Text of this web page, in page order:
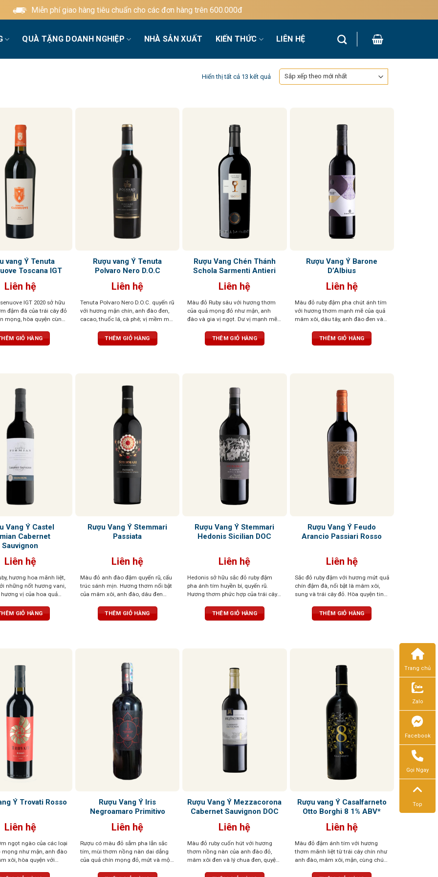
Miễn phí giao hàng tiêu chuẩn cho các đơn hàng trên 600.000đ
QUÀ TẶNG DOANH NGHIỆP NHÀ SẢN XUẤT KIẾN THỨC LIÊN HỆ
Hiển thị tất cả 13 kết quảĐã
sắp
vang Ý Tenuta
Toscana IGT
Liên hệ
IGT 2020 sở hữu
đậm đà của trái cây đỏ
mọng, hòa quyện cùng
Vị rượu đậm, tannin
cân bằng, để lại hậu vị
GIỎ HÀNG
Rượu vang Ý Tenuta
Polvaro Nero D.O.C
Liên hệ
Tenuta Polvaro Nero D.O.C. quyến rũ
với hương mận chín, anh đào đen,
cacao, thuốc lá, cà phê; vị mềm mại,
THÊM GIỎ HÀNG
Rượu Vang Chén Thánh
Schola Sarmenti Antieri
Liên hệ
Màu đỏ Ruby sâu với hương thơm
của quả mọng đỏ như mận, anh
đào và gia vị ngọt. Dư vị mạnh mẽ,
dẻo dai trên vòm miệng
THÊM GIỎ HÀNG
Rượu Vang Ý Barone
D’Albius
Liên hệ
Màu đỏ ruby đậm pha chút ánh tím
với hương thơm mạnh mẽ của quả
mâm xôi, dâu tây, anh đào đen và
lịch. Cân bằng giữa vị chua và ngọt,
mang lại trải nghiệm êm ái và tươi
THÊM GIỎ HÀNG
Vang Ý Castel
Cabernet
Sauvignon
Liên hệ
hương hoa mãnh liệt,
những nốt hương vani,
vị của hoa quả
khi kết hợp với những
thịt đỏ và pho mát dày
GIỎ HÀNG
Rượu Vang Ý Stemmari
Passiata
Liên hệ
Màu đỏ anh đào đậm quyến rũ, cấu
trúc sánh mịn. Hương thơm nổi bật
của mâm xôi, anh đào, dâu đen
đen cay nồng. Khi rượu “thở” trong
ly, tầng hương vani và thuốc lá tinh
THÊM GIỎ HÀNG
Rượu Vang Ý Stemmari
Hedonis Sicilian DOC
Liên hệ
Hedonis sở hữu sắc đỏ ruby đậm
pha ánh tím huyền bí, quyến rũ.
Hương thơm phức hợp của trái cây
thoảng hạnh nhân, vani và thuốc lá
tinh tế. Vị vang tròn trịa, chát êm,
THÊM GIỎ HÀNG
Rượu Vang Ý Feudo
Arancio Passiari Rosso
Liên hệ
Sắc đỏ ruby đậm với hương mứt quả
chín đậm đà, nổi bật là mâm xôi,
sung và trái cây đỏ. Hòa quyện tinh
như tiêu đen, quế, thảo mộc khô, gợi
cảm giác ấm áp và hài hòa. Tannin
THÊM GIỎ HÀNG
Ý Trovati Rosso
Liên hệ
ngọt ngào của các loại
mọng như mận, anh đào
xôi, hòa quyện với
Rượu Vang Ý Iris
Negroamaro Primitivo
Liên hệ
Rượu có màu đỏ sẫm pha lẫn sắc
tím, mùi thơm nồng nàn dai dẳng
của quả chín mọng đỏ, mứt và một
Rượu Vang Ý Mezzacorona
Cabernet Sauvignon DOC
Liên hệ
Màu đỏ ruby cuốn hút với hương
thơm nồng nàn của anh đào đỏ,
mâm xôi đen và lý chua đen, quyện
Rượu vang Ý Casalfarneto
Otto Borghi 8 1% ABV*
Liên hệ
Màu đỏ đậm ánh tím với hương
thơm mãnh liệt từ trái cây chín như
anh đào, mâm xôi, mận, cùng chút
Trang chủ
Zalo
Facebook
Gọi Ngay
Top